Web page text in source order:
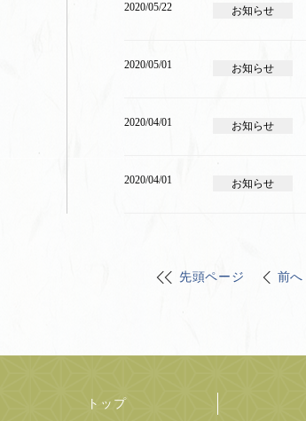
2020/05/22 お知らせ
2020/05/01 お知らせ
2020/04/01 お知らせ
2020/04/01 お知らせ
先頭ページ 前へ
トップ